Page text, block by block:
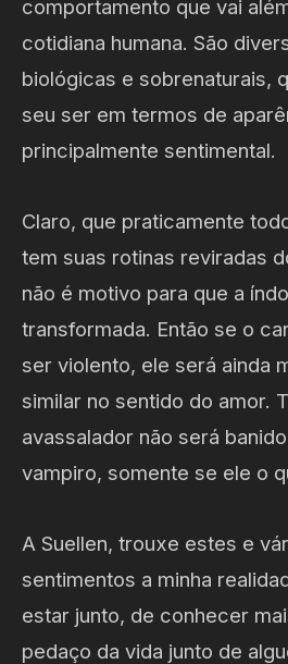
comportamento que vai
cotidiana humana. São
biológicas e sobrenaturais,
seu ser em termos de
principalmente sentimental.
Claro, que praticamente
tem suas rotinas reviradas
não é motivo para que a
transformada. Então se o
ser violento, ele será ainda
similar no sentido do amor.
avassalador não será
vampiro, somente se ele o
A Suellen, trouxe estes e
sentimentos a minha
estar junto, de conhecer
pedaço da vida junto de